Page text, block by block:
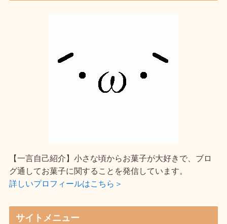
【一言自己紹介】小さな頃からお菓子が大好きで、ブロ
グ通してお菓子に関することを発信しています。
詳しいプロフィールはこちら＞
サイトメニュー